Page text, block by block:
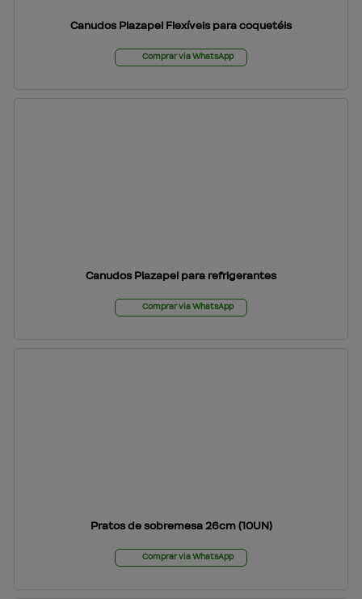
Canudos Plazapel Flexíveis para coquetéis
Comprar via WhatsApp
Canudos Plazapel para refrigerantes
Comprar via WhatsApp
Pratos de sobremesa 26cm (10UN)
Comprar via WhatsApp